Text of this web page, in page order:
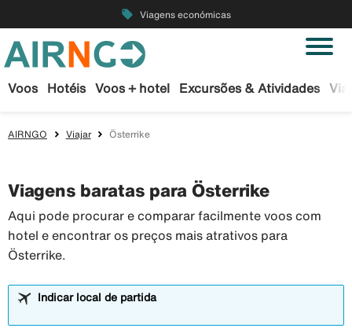
local_offer Viagens económicas
Voos Hotéis Voos + hotel Excursões & Atividades
AIRNGO Viajar Österrike
Viagens baratas para Österrike
Aqui pode procurar e comparar facilmente voos com
hotel e encontrar os preços mais atrativos para
Österrike.
Indicar local de partida